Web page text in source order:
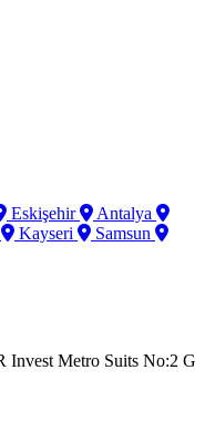
Eskişehir
Antalya
Kayseri
Samsun
Invest Metro Suits No:2 G